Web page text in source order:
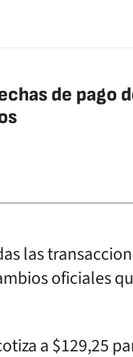
de pago
las
oficiales
a $129,25